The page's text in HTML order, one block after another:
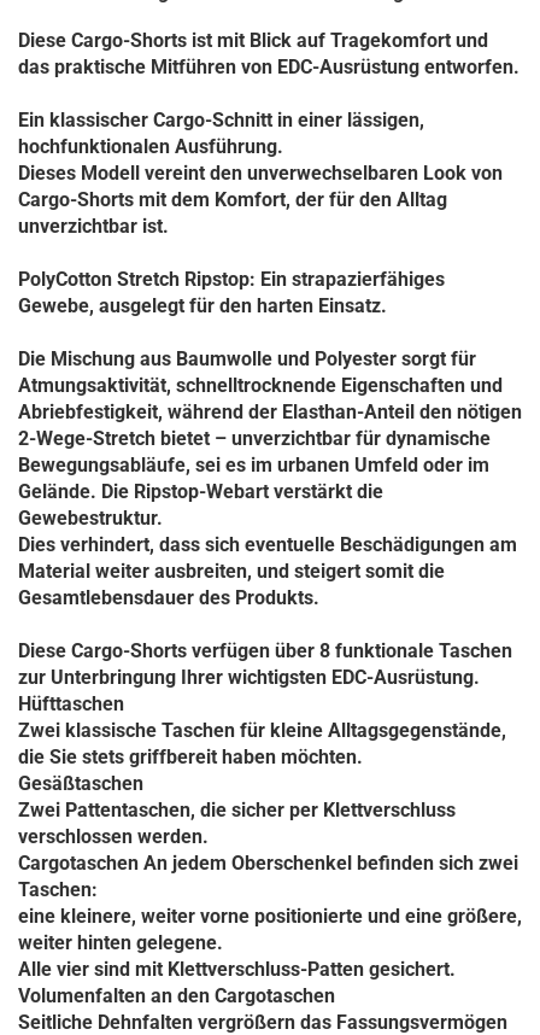
Diese Cargo-Shorts ist mit Blick auf Tragekomfort und
das praktische Mitführen von EDC-Ausrüstung entworfen.
Ein klassischer Cargo-Schnitt in einer lässigen,
hochfunktionalen Ausführung.
Dieses Modell vereint den unverwechselbaren Look von
Cargo-Shorts mit dem Komfort, der für den Alltag
unverzichtbar ist.
PolyCotton Stretch Ripstop: Ein strapazierfähiges
Gewebe, ausgelegt für den harten Einsatz.
Die Mischung aus Baumwolle und Polyester sorgt für
Atmungsaktivität, schnelltrocknende Eigenschaften und
Abriebfestigkeit, während der Elasthan-Anteil den nötigen
2-Wege-Stretch bietet – unverzichtbar für dynamische
Bewegungsabläufe, sei es im urbanen Umfeld oder im
Gelände. Die Ripstop-Webart verstärkt die
Gewebestruktur.
Dies verhindert, dass sich eventuelle Beschädigungen am
Material weiter ausbreiten, und steigert somit die
Gesamtlebensdauer des Produkts.
Diese Cargo-Shorts verfügen über 8 funktionale Taschen
zur Unterbringung Ihrer wichtigsten EDC-Ausrüstung.
Hüfttaschen
Zwei klassische Taschen für kleine Alltagsgegenstände,
die Sie stets griffbereit haben möchten.
Gesäßtaschen
Zwei Pattentaschen, die sicher per Klettverschluss
verschlossen werden.
Cargotaschen An jedem Oberschenkel befinden sich zwei
Taschen:
eine kleinere, weiter vorne positionierte und eine größere,
weiter hinten gelegene.
Alle vier sind mit Klettverschluss-Patten gesichert.
Volumenfalten an den Cargotaschen
Seitliche Dehnfalten vergrößern das Fassungsvermögen